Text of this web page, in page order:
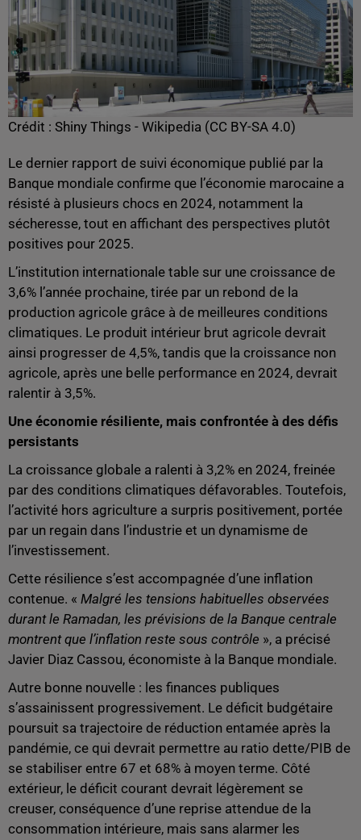
Crédit : Shiny Things - Wikipedia (CC BY-SA 4.0)
Le dernier rapport de suivi économique publié par la
Banque mondiale confirme que l’économie marocaine a
résisté à plusieurs chocs en 2024, notamment la
sécheresse, tout en affichant des perspectives plutôt
positives pour 2025.
L’institution internationale table sur une croissance de
3,6% l’année prochaine, tirée par un rebond de la
production agricole grâce à de meilleures conditions
climatiques. Le produit intérieur brut agricole devrait
ainsi progresser de 4,5%, tandis que la croissance non
agricole, après une belle performance en 2024, devrait
ralentir à 3,5%.
Une économie résiliente, mais confrontée à des défis
persistants
La croissance globale a ralenti à 3,2% en 2024, freinée
par des conditions climatiques défavorables. Toutefois,
l’activité hors agriculture a surpris positivement, portée
par un regain dans l’industrie et un dynamisme de
l’investissement.
Cette résilience s’est accompagnée d’une inflation
contenue. « Malgré les tensions habituelles observées
durant le Ramadan, les prévisions de la Banque centrale
montrent que l’inflation reste sous contrôle », a précisé
Javier Diaz Cassou, économiste à la Banque mondiale.
Autre bonne nouvelle : les finances publiques
s’assainissent progressivement. Le déficit budgétaire
poursuit sa trajectoire de réduction entamée après la
pandémie, ce qui devrait permettre au ratio dette/PIB de
se stabiliser entre 67 et 68% à moyen terme. Côté
extérieur, le déficit courant devrait légèrement se
creuser, conséquence d’une reprise attendue de la
consommation intérieure, mais sans alarmer les